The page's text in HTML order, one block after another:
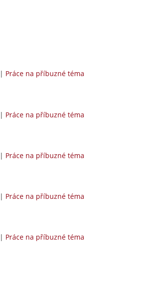
| Práce na příbuzné téma
| Práce na příbuzné téma
| Práce na příbuzné téma
| Práce na příbuzné téma
| Práce na příbuzné téma